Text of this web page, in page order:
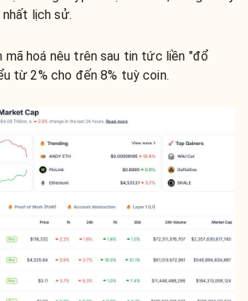
nhất lịch sử.
mã hoá nêu trên sau tin tức liền "đổ
từ 2% cho đến 8% tuỳ coin.